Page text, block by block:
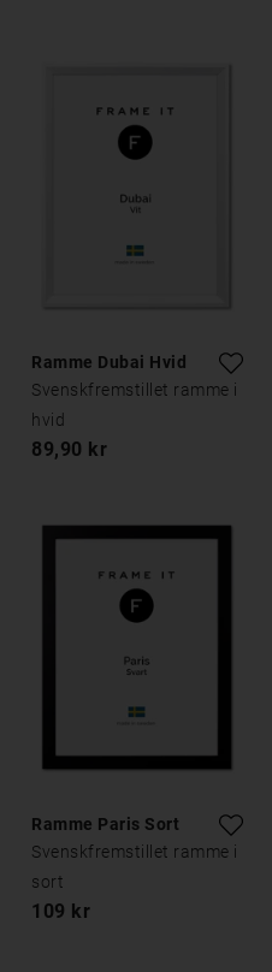
Ramme Dubai Hvid
Svenskfremstillet ramme i
hvid
89,90 kr
Ramme Paris Sort
Svenskfremstillet ramme i
sort
109 kr